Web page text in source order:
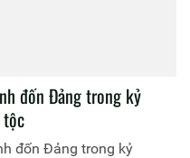
đốn Ðảng trong kỷ
đốn Ðảng trong kỷ